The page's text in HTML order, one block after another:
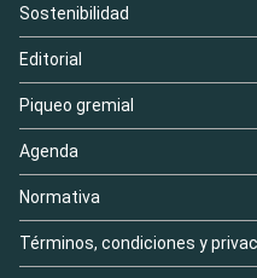
Sostenibilidad
Editorial
Piqueo gremial
Agenda
Normativa
Términos, condiciones y